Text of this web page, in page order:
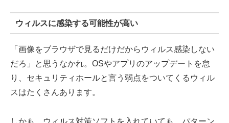
ウィルスに感染する可能性が高い
「画像をブラウザで見るだけだからウィルス感染しない
だろ」と思うなかれ。OSやアプリのアップデートを怠
り、セキュリティホールと言う弱点をついてくるウィル
スはたくさんあります。